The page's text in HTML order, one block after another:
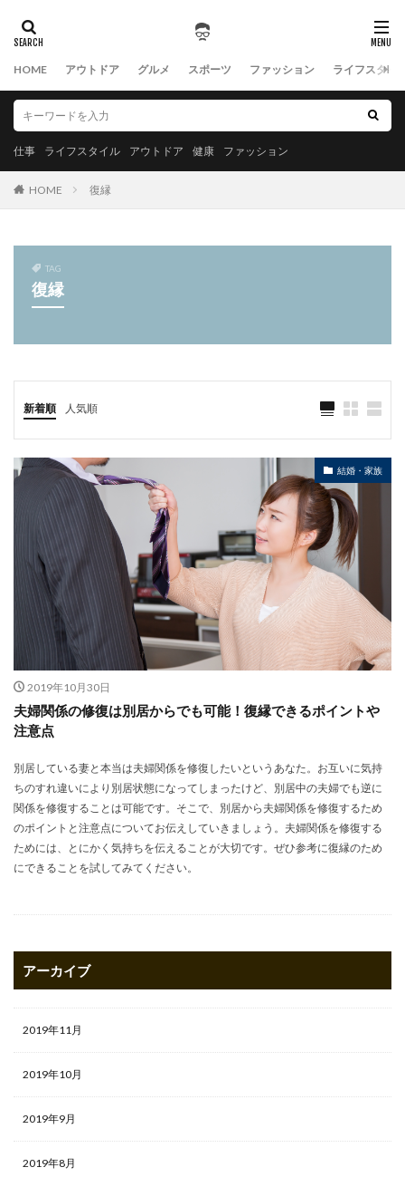
HOME アウトドア グルメ スポーツ ファッション ライフスタイ
仕事 ライフスタイル アウトドア 健康 ファッション
HOME 復縁
TAG
復縁
新着順 人気順
結婚・家族
2019年10月30日
夫婦関係の修復は別居からでも可能！復縁できるポイントや
注意点
別居している妻と本当は夫婦関係を修復したいというあなた。お互いに気持
ちのすれ違いにより別居状態になってしまったけど、別居中の夫婦でも逆に
関係を修復することは可能です。そこで、別居から夫婦関係を修復するため
のポイントと注意点についてお伝えしていきましょう。夫婦関係を修復する
ためには、とにかく気持ちを伝えることが大切です。ぜひ参考に復縁のため
にできることを試してみてください。
アーカイブ
2019年11月
2019年10月
2019年9月
2019年8月